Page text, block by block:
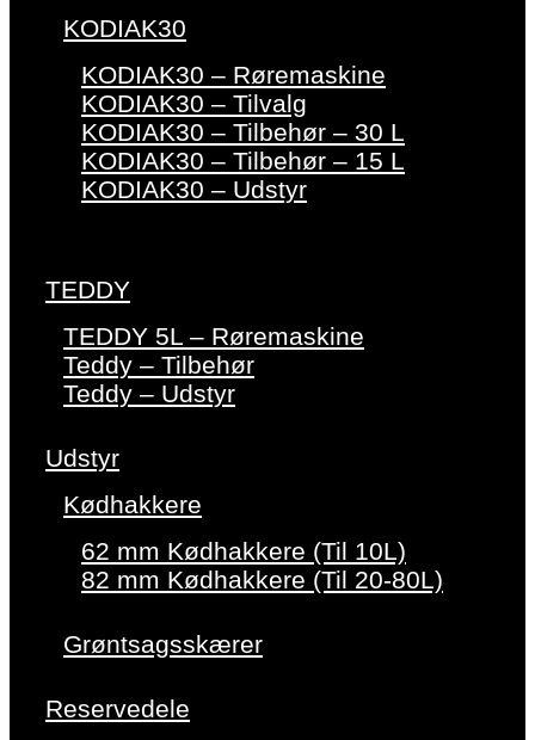
KODIAK30
KODIAK30 – Røremaskine
KODIAK30 – Tilvalg
KODIAK30 – Tilbehør – 30 L
KODIAK30 – Tilbehør – 15 L
KODIAK30 – Udstyr
TEDDY
TEDDY 5L – Røremaskine
Teddy – Tilbehør
Teddy – Udstyr
Udstyr
Kødhakkere
62 mm Kødhakkere (Til 10L)
82 mm Kødhakkere (Til 20-80L)
Grøntsagsskærer
Reservedele